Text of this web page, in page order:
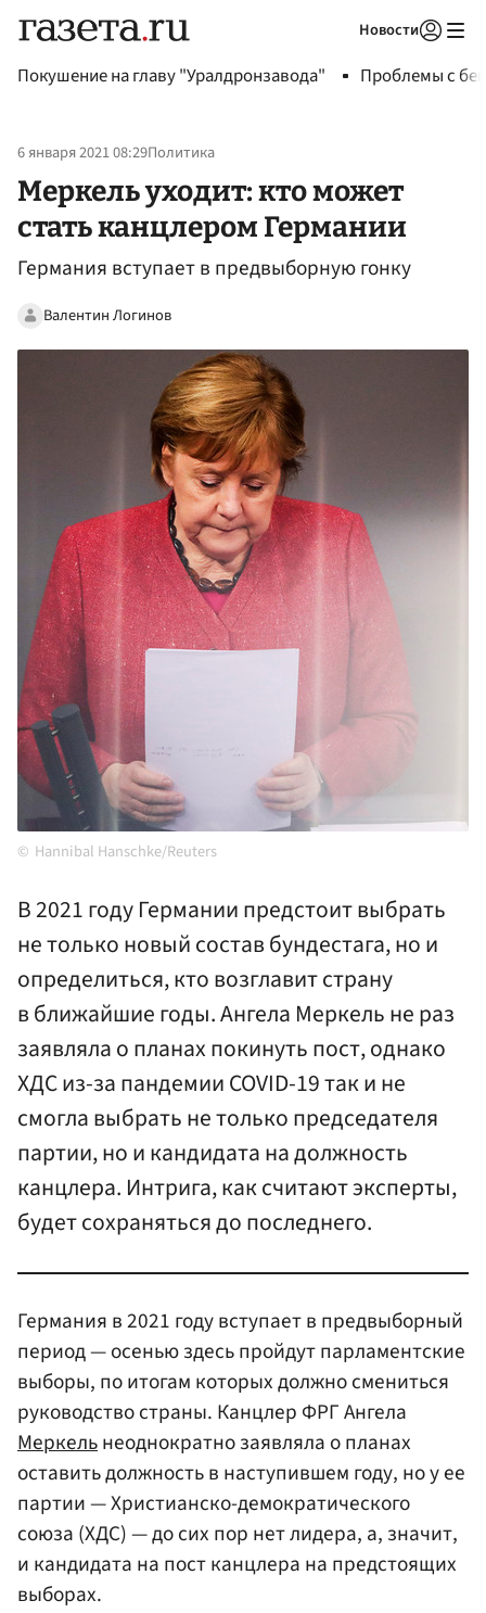
Новости
Покушение на главу "Уралдронзавода" Проблемы с
6 января 2021 08:29Политика
Меркель уходит: кто может
стать канцлером Германии
Германия вступает в предвыборную гонку
Валентин Логинов
Hannibal Hanschke/Reuters
В 2021 году Германии предстоит выбрать
не только новый состав бундестага, но и
определиться, кто возглавит страну
в ближайшие годы. Ангела Меркель не раз
заявляла о планах покинуть пост, однако
ХДС из-за пандемии COVID-19 так и не
смогла выбрать не только председателя
партии, но и кандидата на должность
канцлера. Интрига, как считают эксперты,
будет сохраняться до последнего.
Германия в 2021 году вступает в предвыборный
период — осенью здесь пройдут парламентские
выборы, по итогам которых должно смениться
руководство страны. Канцлер ФРГ Ангела
Меркельнеоднократно заявляла о планах
оставить должность в наступившем году, но у ее
партии — Христианско-демократического
союза (ХДС) — до сих пор нет лидера, а, значит,
и кандидата на пост канцлера на предстоящих
выборах.